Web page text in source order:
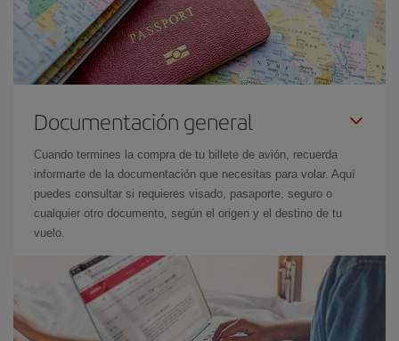
Documentación general
Cuando termines la compra de tu billete de avión, recuerda
informarte de la documentación que necesitas para volar. Aquí
puedes consultar si requieres visado, pasaporte, seguro o
cualquier otro documento, según el origen y el destino de tu
vuelo.